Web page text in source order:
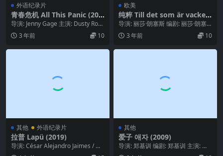
外语纪录片
青春危机 All This Panic (201
6)
导演: Jenny Gage 主演: Dusty Rose
Ryan / Del...
3 年前 10
欧美
纯粹 Till det som är vackert
(2010)
导演: 丽莎·朗塞斯 编剧: 丽莎·朗塞
斯 主演: 艾丽西亚·维坎德 / 萨穆埃...
3 年前 10
其他 外语纪录片
拉普 Lapü (2019)
导演: César Alejandro Jaimes / 胡
安·帕布罗·波兰科 ...
其他
爱子 애자 (2009)
导演: 郑基训 编剧: 郑基训 主演: 崔
江熙 / 金英爱 / 裴秀彬 类型: ...